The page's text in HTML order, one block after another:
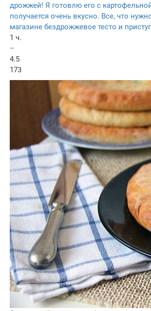
дрожжей! Я готовлю его с
получается очень вкусно. Все, что
магазине бездрожжевое тесто и
1 ч.
–
4.5
173